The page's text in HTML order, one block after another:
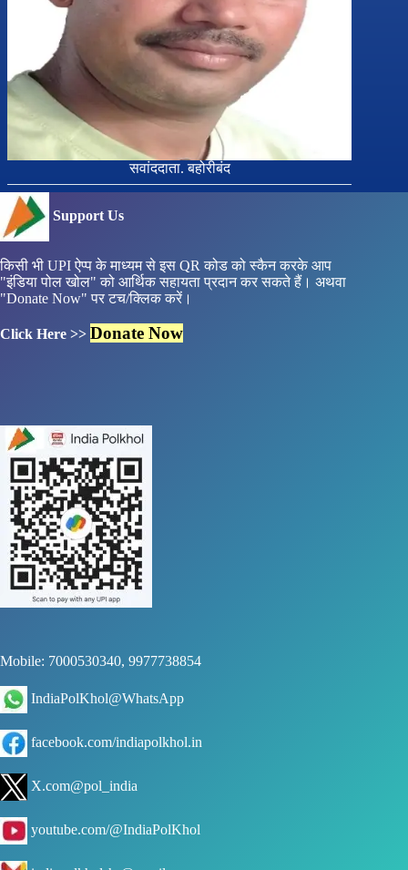
सवांददाता. बहोरीबंद
Support Us
किसी भी UPI ऐप्प के माध्यम से इस QR कोड को स्कैन करके आप
"इंडिया पोल खोल" को आर्थिक सहायता प्रदान कर सकते हैं। अथवा
"Donate Now" पर टच/क्लिक करें।
Click Here >> Donate Now
Mobile: 7000530340, 9977738854
IndiaPolKhol@WhatsApp
facebook.com/indiapolkhol.in
X.com@pol_india
youtube.com/@IndiaPolKhol